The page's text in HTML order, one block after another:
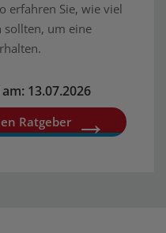
erfahren Sie, wie viel
sollten, um eine
13.07.2026
Ratgeber